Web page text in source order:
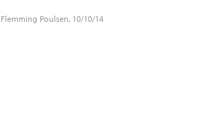
Flemming Poulsen, 10/10/14